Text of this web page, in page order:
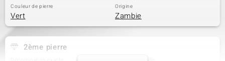
Couleur de pierre
Vert
Origine
Zambie
2ème pierre